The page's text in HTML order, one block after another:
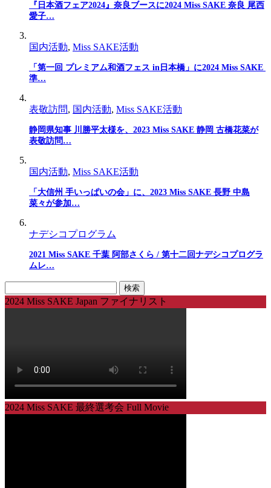
『日本酒フェア2024』奈良ブースに2024 Miss SAKE 奈良 尾西
愛子…
国内活動, Miss SAKE活動
「第一回 プレミアム和酒フェス in日本橋」に2024 Miss SAKE
準…
表敬訪問, 国内活動, Miss SAKE活動
静岡県知事 川勝平太様を、2023 Miss SAKE 静岡 古橋花菜が
表敬訪問…
国内活動, Miss SAKE活動
「大信州 手いっぱいの会」に、2023 Miss SAKE 長野 中島
菜々が参加…
ナデシコプログラム
2021 Miss SAKE 千葉 阿部さくら / 第十二回ナデシコプログラ
ムレ…
索:
2024 Miss SAKE Japan ファイナリスト
2024 Miss SAKE 最終選考会 Full Movie